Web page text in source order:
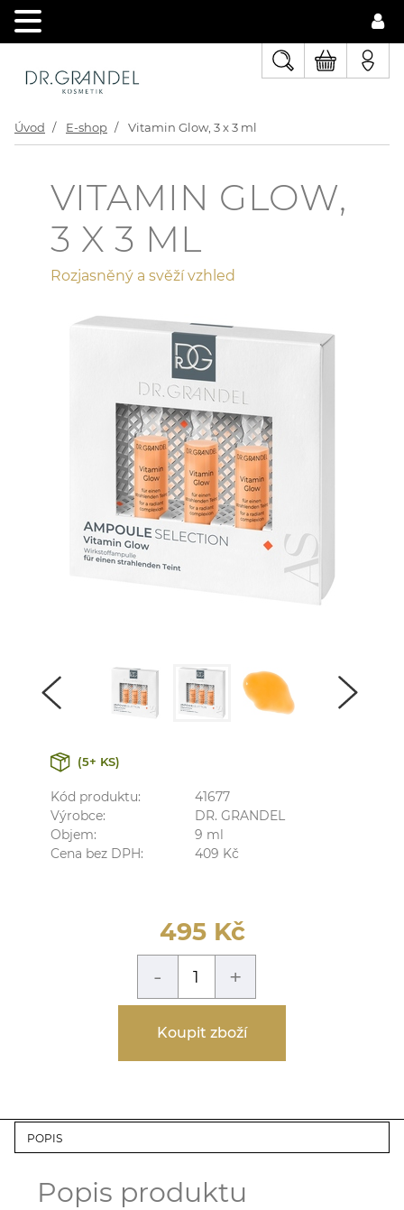
Úvod E-shop Vitamin Glow, 3 x 3 ml
VITAMIN GLOW,
3 X 3 ML
Rozjasněný a svěží vzhled
(5+ KS)
Kód produktu:
41677
Výrobce:
DR. GRANDEL
Objem:
9 ml
Cena bez DPH:
409 Kč
495 Kč
- +
Koupit zboží
POPIS
Popis produktu